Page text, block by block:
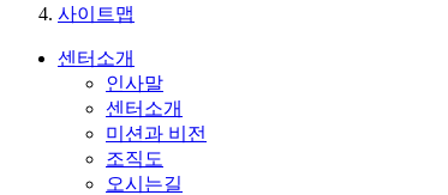
사이트맵
센터소개
인사말
센터소개
미션과 비전
조직도
오시는길